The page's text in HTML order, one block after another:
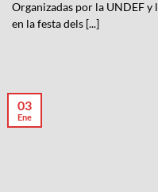
Organizadas por la UNDEF y
en la festa dels [...]
03
Ene